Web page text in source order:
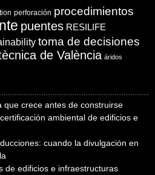
perforación procedimientos
puentes RESILIFE
toma de decisiones
de València áridos
que crece antes de construirse
ambiental de edificios e
cuando la divulgación en
de edificios e infraestructuras